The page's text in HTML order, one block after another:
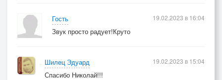
Гость
Звук просто радует!Круто
19.02.2023 в 16:04
Шилец Эдуард
Спасибо Николай!!!
19.02.2023 в 15:04